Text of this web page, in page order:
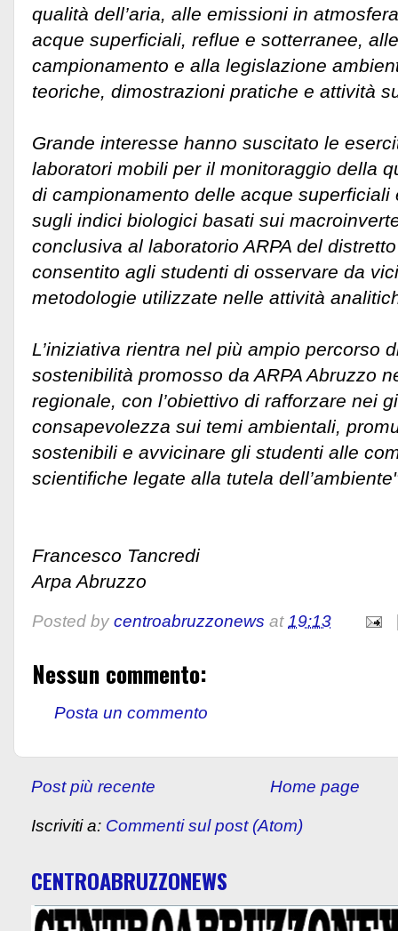
qualità dell’aria, alle emissioni in
acque superficiali, reflue e sotterranee,
campionamento e alla legislazione
teoriche, dimostrazioni pratiche e attività
Grande interesse hanno suscitato le
laboratori mobili per il monitoraggio della
di campionamento delle acque superficiali
sugli indici biologici basati sui
conclusiva al laboratorio ARPA del
consentito agli studenti di osservare da
metodologie utilizzate nelle attività
L’iniziativa rientra nel più ampio percorso
sostenibilità promosso da ARPA Abruzzo
regionale, con l’obiettivo di rafforzare nei
consapevolezza sui temi ambientali,
sostenibili e avvicinare gli studenti alle
scientifiche legate alla tutela
Francesco Tancredi
Arpa Abruzzo
Posted by centroabruzzonews at19:13
Nessun commento:
Posta un commento
Post più recente Home page
Iscriviti a: Commenti sul post (Atom)
CENTROABRUZZONEWS